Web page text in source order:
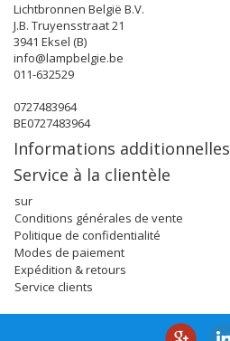
Lichtbronnen België B.V.
J.B. Truyensstraat 21
3941 Eksel (B)
info@lampbelgie.be
011-632529
0727483964
BE0727483964
Informations additionnelles
Service à la clientèle
sur
Conditions générales de vente
Politique de confidentialité
Modes de paiement
Expédition & retours
Service clients